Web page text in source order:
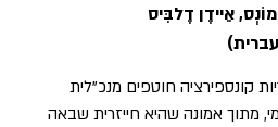
אֵיידֶן דֶלבִּיס
קונספירציה חוטפים מנכ"לית
מתוך אמונה שהיא חייזרית שבאה